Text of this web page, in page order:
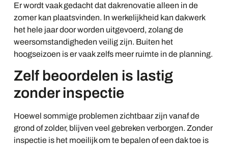
Er wordt vaak gedacht dat dakrenovatie alleen in de
zomer kan plaatsvinden. In werkelijkheid kan dakwerk
het hele jaar door worden uitgevoerd, zolang de
weersomstandigheden veilig zijn. Buiten het
hoogseizoen is er vaak zelfs meer ruimte in de planning.
Zelf beoordelen is lastig
zonder inspectie
Hoewel sommige problemen zichtbaar zijn vanaf de
grond of zolder, blijven veel gebreken verborgen. Zonder
inspectie is het moeilijk om te bepalen of een dak toe is